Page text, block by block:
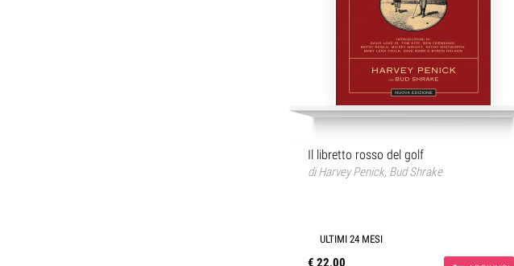
Il libretto rosso del golf
diHarvey Penick, Bud Shrake
ULTIMI 24 MESI